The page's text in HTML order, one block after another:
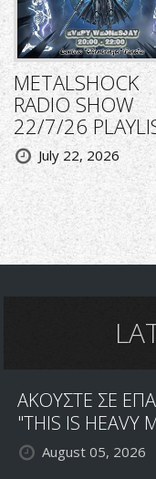
METALSHOCK
RADIO SHOW
22/7/26
July 22, 2026
ΑΚΟΥΣΤΕ ΣΕ
"THIS IS HEAVY
August 05, 2026